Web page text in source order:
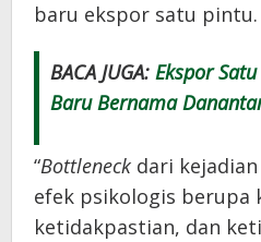
baru ekspor satu pintu.
BACA JUGA: Ekspor
Baru Bernama
“Bottleneck dari
efek psikologis berupa
ketidakpastian, dan